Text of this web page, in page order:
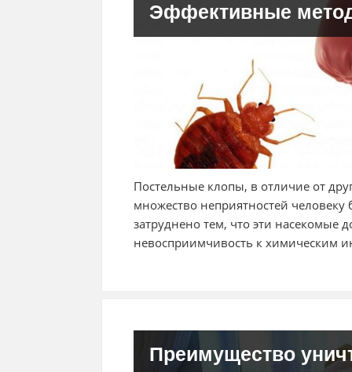
Эффективные
Постельные клопы, в отличие от
множество неприятностей
затруднено тем, что эти насекомые
невосприимчивость к химическим
Преимущество